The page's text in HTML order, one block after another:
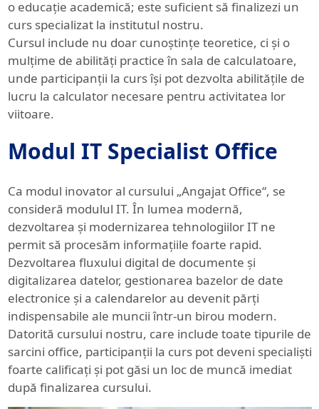
o educație academică; este suficient să finalizezi un
curs specializat la institutul nostru.
Cursul include nu doar cunoștințe teoretice, ci și o
mulțime de abilități practice în sala de calculatoare,
unde participanții la curs își pot dezvolta abilitățile de
lucru la calculator necesare pentru activitatea lor
viitoare.
Modul IT Specialist Office
Ca modul inovator al cursului „Angajat Office“, se
consideră modulul IT. În lumea modernă,
dezvoltarea și modernizarea tehnologiilor IT ne
permit să procesăm informațiile foarte rapid.
Dezvoltarea fluxului digital de documente și
digitalizarea datelor, gestionarea bazelor de date
electronice și a calendarelor au devenit părți
indispensabile ale muncii într-un birou modern.
Datorită cursului nostru, care include toate tipurile de
sarcini office, participanții la curs pot deveni specialiști
foarte calificați și pot găsi un loc de muncă imediat
după finalizarea cursului.